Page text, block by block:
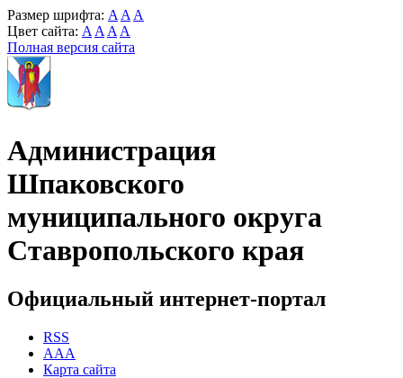
Размер шрифта: A A A
Цвет сайта: A A A A
Полная версия сайта
Администрация
Шпаковского
муниципального округа
Ставропольского края
Официальный интернет-портал
RSS
AAA
Карта сайта